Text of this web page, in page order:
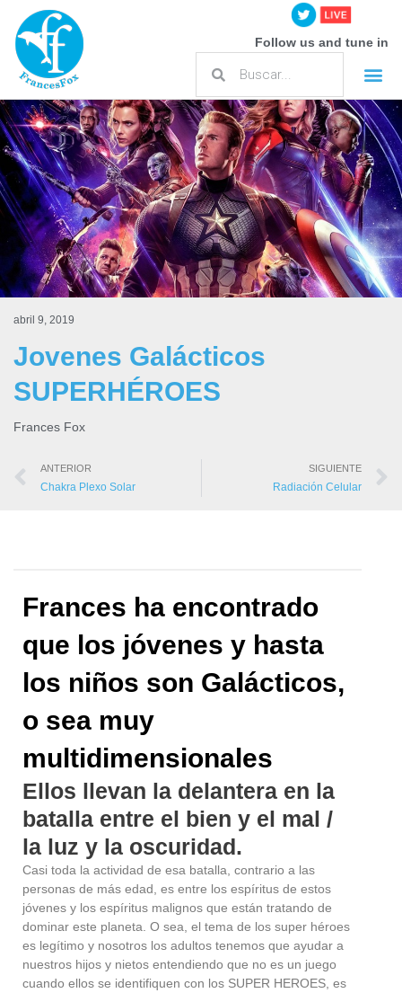
Follow us and tune in
abril 9, 2019
Jovenes Galácticos
SUPERHÉROES
Frances Fox
ANTERIOR
Chakra Plexo Solar
SIGUIENTE
Radiación Celular
Frances ha encontrado
que los jóvenes y hasta
los niños son Galácticos,
o sea muy
multidimensionales
Ellos llevan la delantera en la
batalla entre el bien y el mal /
la luz y la oscuridad.
Casi toda la actividad de esa batalla, contrario a las
personas de más edad, es entre los espíritus de estos
jóvenes y los espíritus malignos que están tratando de
dominar este planeta. O sea, el tema de los super héroes
es legítimo y nosotros los adultos tenemos que ayudar a
nuestros hijos y nietos entendiendo que no es un juego
cuando ellos se identifiquen con los SUPER HEROES, es